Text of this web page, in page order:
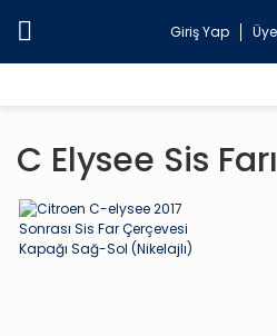
Giriş Yap
C Elysee Sis